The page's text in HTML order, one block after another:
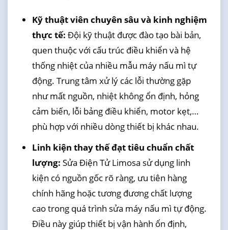
Kỹ thuật viên chuyên sâu và kinh nghiệm
thực tế: Đội kỹ thuật được đào tạo bài bản,
quen thuộc với cấu trúc điều khiển và hệ
thống nhiệt của nhiều mẫu máy nấu mì tự
động. Trung tâm xử lý các lỗi thường gặp
như mất nguồn, nhiệt không ổn định, hỏng
cảm biến, lỗi bảng điều khiển, motor kẹt,…
phù hợp với nhiều dòng thiết bị khác nhau.
Linh kiện thay thế đạt tiêu chuẩn chất
lượng: Sửa Điện Tử Limosa sử dụng linh
kiện có nguồn gốc rõ ràng, ưu tiên hàng
chính hãng hoặc tương đương chất lượng
cao trong quá trình sửa máy nấu mì tự động.
Điều này giúp thiết bị vận hành ổn định,